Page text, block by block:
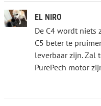
EL NIRO
De C4 wordt niets
C5 beter te
leverbaar zijn. Zal
PurePech motor